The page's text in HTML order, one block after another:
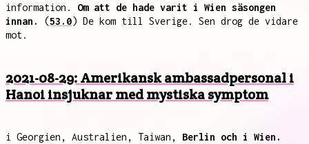
information. Om att de hade varit i Wien säsongen
innan.
(53.0) De kom till Sverige. Sen drog de vidare
mot.
2021-08-29: Amerikansk ambassadpersonal i
Hanoi insjuknar med mystiska symptom
i Georgien, Australien, Taiwan, Berlin och i Wien.